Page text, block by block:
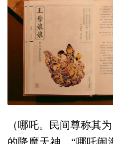
（哪吒。民间尊称其